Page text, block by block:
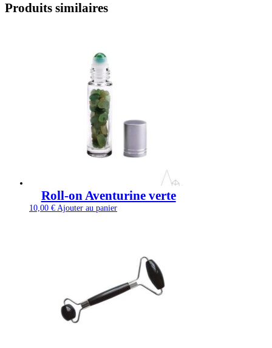
Produits similaires
Roll-on Aventurine verte
10,00 € Ajouter au panier